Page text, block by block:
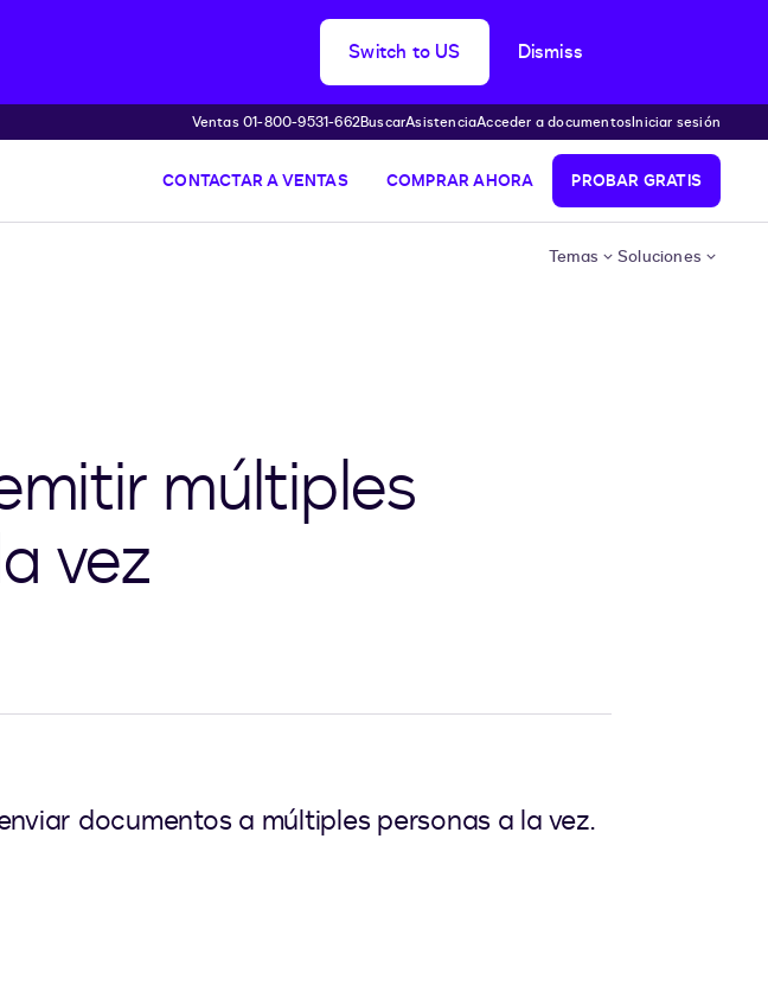
Switch to US Dismiss
Ventas 01-800-9531-662BuscarAsistenciaAcceder a documentosIniciar sesión
CONTACTAR A VENTAS COMPRAR AHORA PROBAR GRATIS
Temas Soluciones
múltiples
vez
documentos a múltiples personas a la vez.